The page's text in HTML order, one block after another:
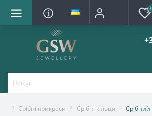
Срібні прикраси Срібні кільця Срібний